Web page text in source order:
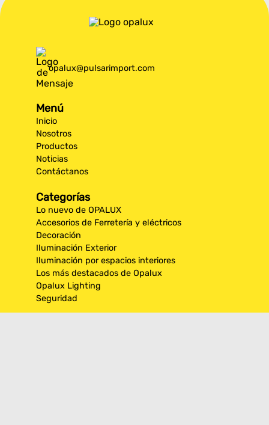
opalux@pulsarimport.com
Menú
Inicio
Nosotros
Productos
Noticias
Contáctanos
Categorías
Lo nuevo de OPALUX
Accesorios de Ferretería y eléctricos
Decoración
Iluminación Exterior
Iluminación por espacios interiores
Los más destacados de Opalux
Opalux Lighting
Seguridad